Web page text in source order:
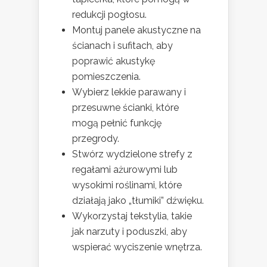
redukcji pogłosu.
Montuj panele akustyczne na
ścianach i sufitach, aby
poprawić akustykę
pomieszczenia.
Wybierz lekkie parawany i
przesuwne ścianki, które
mogą pełnić funkcję
przegrody.
Stwórz wydzielone strefy z
regałami ażurowymi lub
wysokimi roślinami, które
działają jako „tłumiki” dźwięku.
Wykorzystaj tekstylia, takie
jak narzuty i poduszki, aby
wspierać wyciszenie wnętrza.